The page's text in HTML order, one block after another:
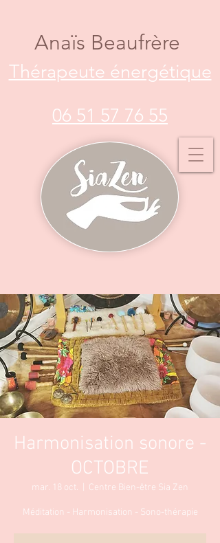
Anaïs Beaufrère
Thérapeute énergétique
06 51 57 76 55
Harmonisation sonore -
OCTOBRE
mar. 18 oct. Centre Bien-être Sia Zen
Méditation - Harmonisation - Sono-thérapie